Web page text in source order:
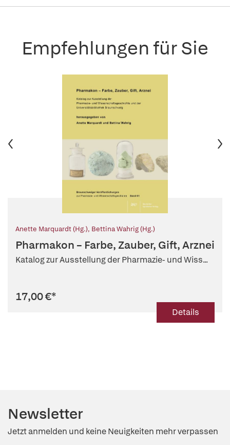
Empfehlungen für Sie
Anette Marquardt (Hg.), Bettina Wahrig (Hg.)
Pharmakon – Farbe, Zauber, Gift, Arznei
Katalog zur Ausstellung der Pharmazie- und Wiss...
17,00 €*
Details
Newsletter
Jetzt anmelden und keine Neuigkeiten mehr verpassen